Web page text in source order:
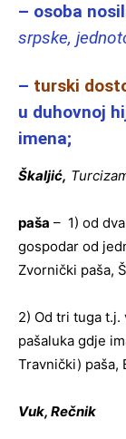
– osoba
srpske,
– turski
u duhovnoj
imena;
Škaljić,
paša – 1) od
gospodar od
Zvornički paša,
2) Od tri tuga
pašaluka gdje
Travnički) paša,
Vuk, Rečnik